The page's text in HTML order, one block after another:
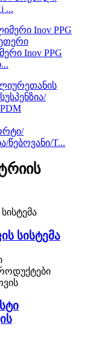
...
Inov PPG
წებოვანი/T...
სისტემა